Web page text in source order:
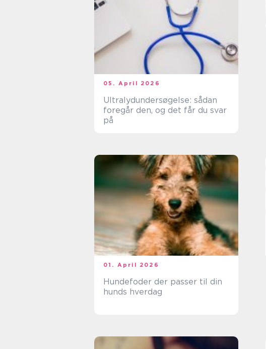
05. April 2026
Ultralydundersøgelse: sådan
foregår den, og det får du svar
på
01. April 2026
Hundefoder der passer til din
hunds hverdag